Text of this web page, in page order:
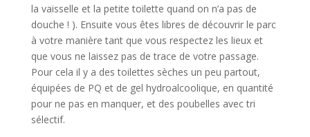
la vaisselle et la petite toilette quand on n’a pas de
douche ! ). Ensuite vous êtes libres de découvrir le parc
à votre manière tant que vous respectez les lieux et
que vous ne laissez pas de trace de votre passage.
Pour cela il y a des toilettes sèches un peu partout,
équipées de PQ et de gel hydroalcoolique, en quantité
pour ne pas en manquer, et des poubelles avec tri
sélectif.